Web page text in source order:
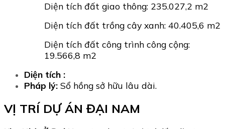
Diện tích đất giao thông: 235.027,2 m2
Diện tích đất trồng cây xanh: 40.405,6 m2
Diện tích đất công trình công cộng:
19.566,8 m2
Diện tích :
Pháp lý: Sổ hồng sở hữu lâu dài.
VỊ TRÍ DỰ ÁN ĐẠI NAM